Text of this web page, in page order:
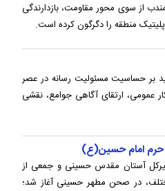
از سوی محور مقاومت، بازدارندگی
منطقه را دگرگون کرده است.
بر حساسیت مسئولیت رسانه در عصر
عمومی، ارتقای آگاهی جوامع، نقشی
حرم امام حسین(ع)
آستان مقدس حسینی و جمعی از
در صحن مطهر حسینی آغاز شد؛